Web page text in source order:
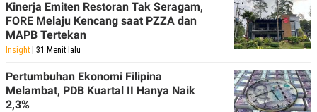
Kinerja Emiten Restoran Tak Seragam,
FORE Melaju Kencang saat PZZA dan
MAPB Tertekan
Insight | 31 Menit lalu
Pertumbuhan Ekonomi Filipina
Melambat, PDB Kuartal II Hanya Naik
2,3%